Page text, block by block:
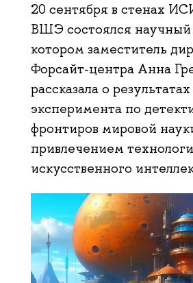
20 сентября в стенах
ВШЭ состоялся научный
котором заместитель
Форсайт-центра Анна
рассказала о
эксперимента по
фронтиров мировой
привлечением
искусственного